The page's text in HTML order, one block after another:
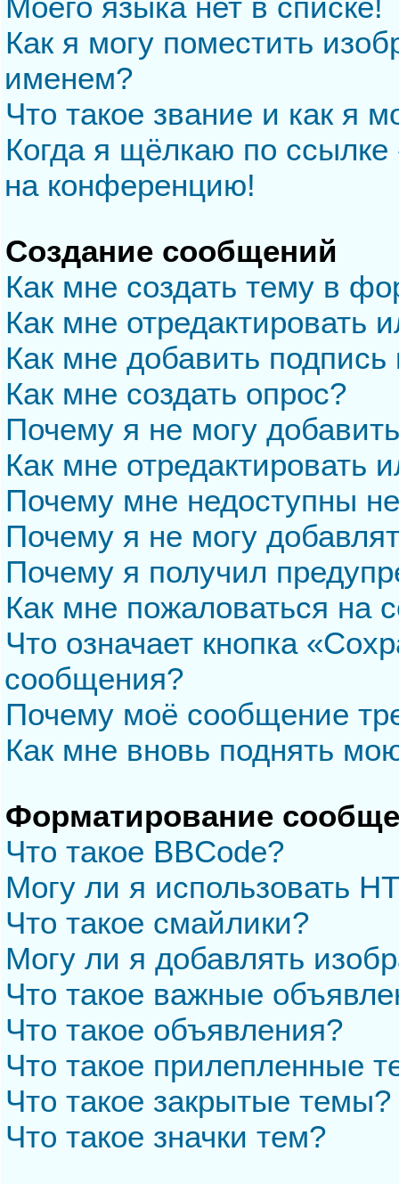
Как я могу поместить
именем?
Что такое звание и как я
Когда я щёлкаю по
на конференцию!
Создание сообщений
Как мне создать тему в
Как мне отредактировать
Как мне добавить
Как мне создать опрос?
Почему я не могу
Как мне отредактировать
Почему мне недоступны
Почему я не могу
Почему я получил
Как мне пожаловаться на
Что означает кнопка
сообщения?
Почему моё сообщение
Как мне вновь поднять
Форматирование
Что такое BBCode?
Могу ли я использовать
Что такое смайлики?
Могу ли я добавлять
Что такое важные
Что такое объявления?
Что такое прилепленные
Что такое закрытые темы?
Что такое значки тем?